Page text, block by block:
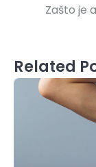
PostZašto je
Related